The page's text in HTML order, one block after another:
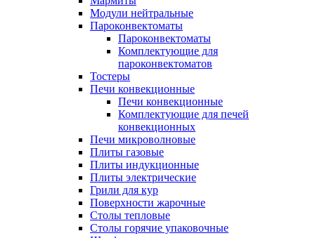
Модули нейтральные
Пароконвектоматы
Пароконвектоматы
Комплектующие для
пароконвектоматов
Тостеры
Печи конвекционные
Печи конвекционные
Комплектующие для печей
конвекционных
Печи микроволновые
Плиты газовые
Плиты индукционные
Плиты электрические
Грили для кур
Поверхности жарочные
Столы тепловые
Столы горячие упаковочные